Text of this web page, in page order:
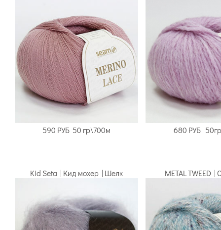
590 РУБ 50 гр\700м 680 РУБ
Kid Seta | Кид мохер | Шелк METAL TWEED |